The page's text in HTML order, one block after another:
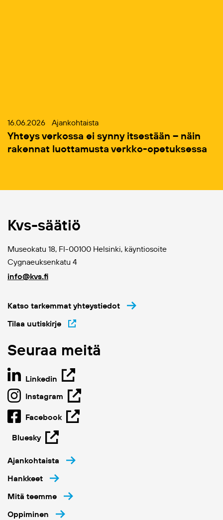
16.06.2026 Ajankohtaista
Yhteys verkossa ei synny itsestään – näin
rakennat luottamusta verkko-opetuksessa
Kvs-säätiö
Museokatu 18, FI-00100 Helsinki, käyntiosoite
Cygnaeuksenkatu 4
info@kvs.fi
Katso tarkemmat yhteystiedot
Tilaa uutiskirje
Seuraa meitä
Linkedin
Instagram
Facebook
Bluesky
Ajankohtaista
Hankkeet
Mitä teemme
Oppiminen